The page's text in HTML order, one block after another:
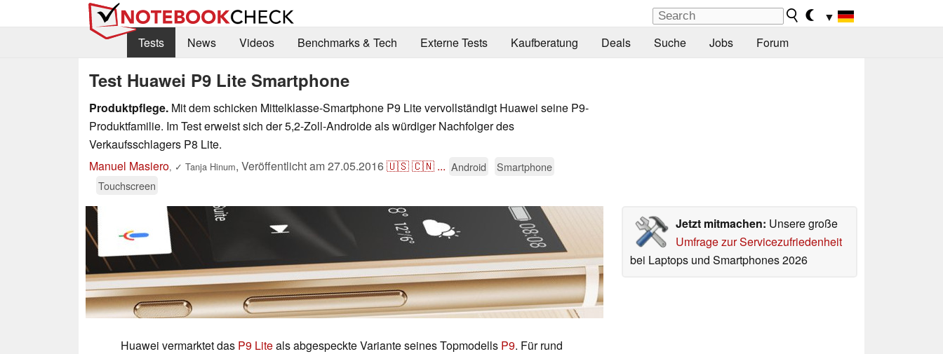
▼
Tests
News Videos Benchmarks & Tech Externe Tests Kaufberatung Deals Suche Jobs Forum
Test Huawei P9 Lite Smartphone
Produktpflege. Mit dem schicken Mittelklasse-Smartphone P9 Lite vervollständigt Huawei seine P9-
Produktfamilie. Im Test erweist sich der 5,2-Zoll-Androide als würdiger Nachfolger des
Verkaufsschlagers P8 Lite.
Manuel Masiero, ✓ Tanja Hinum, Veröffentlicht am27.05.2016🇺🇸🇨🇳 ... Android
Smartphone
Touchscreen
Jetzt mitmachen: Unsere große
Umfrage zur Servicezufriedenheit
bei Laptops und Smartphones 2026
Huawei vermarktet das P9 Liteals abgespeckte Variante seines Topmodells P9. Für rund